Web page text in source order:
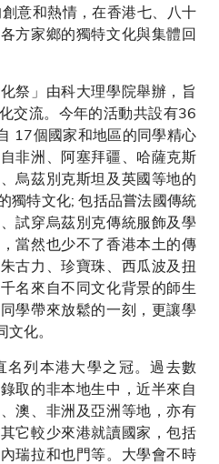
意和熱情，在香港七、八十
方家鄉的獨特文化與集體回
祭」由科大理學院舉辦，旨
交流。今年的活動共設有36
17個國家和地區的同學精心
非洲、阿塞拜疆、哈薩克斯
烏茲別克斯坦及英國等地的
獨特文化; 包括品嘗法國傳統
試穿烏茲別克傳統服飾及學
當然也少不了香港本土的傳
古力、珍寶珠、西瓜波及扭
名來自不同文化背景的師生
學帶來放鬆的一刻，更讓學
化。
列本港大學之冠。過去數
取的非本地生中，近半來自
澳、非洲及亞洲等地，亦有
它較少來港就讀國家，包括
瑞拉和也門等。大學會不時